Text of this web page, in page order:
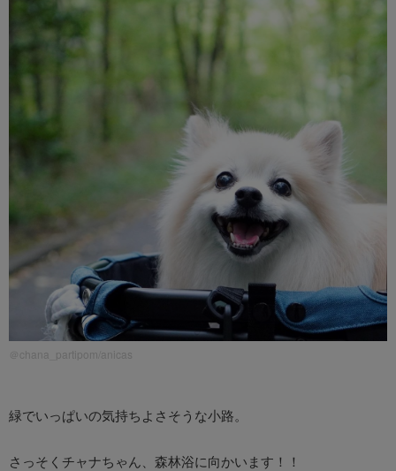
＠chana_partipom/anicas
緑でいっぱいの気持ちよさそうな小路。
さっそくチャナちゃん、森林浴に向かいます！！